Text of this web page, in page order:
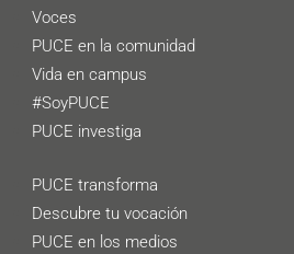
Voces
PUCE en la comunidad
Vida en campus
#SoyPUCE
PUCE investiga
PUCE transforma
Descubre tu vocación
PUCE en los medios